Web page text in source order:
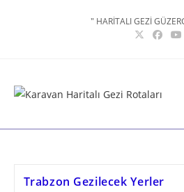
" HARİTALI GEZİ
Trabzon Gezilecek Yerler